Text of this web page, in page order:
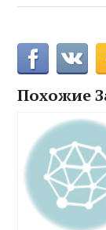
Похожие